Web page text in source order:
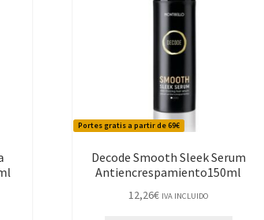
Portes gratis a partir de 69€
Decode Smooth Sleek Serum
Antiencrespamiento150ml
12,26€ IVA INCLUIDO